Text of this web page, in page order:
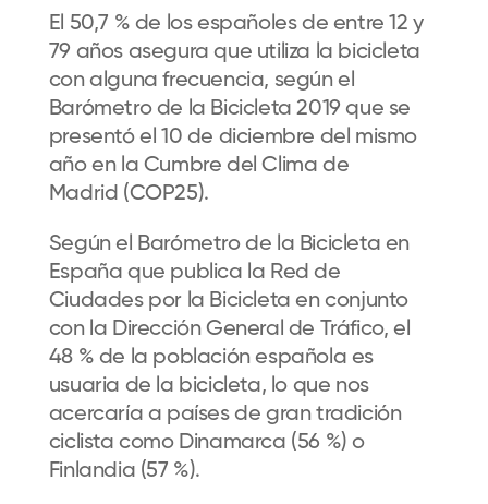
El 50,7 % de los españoles de entre 12 y
79 años asegura que utiliza la bicicleta
con alguna frecuencia, según el
Barómetro de la Bicicleta 2019 que se
presentó el 10 de diciembre del mismo
añoenla Cumbre del Clima de
Madrid (COP25).
Según el Barómetro de la Bicicleta en
España que publica la Red de
Ciudades por la Bicicleta en conjunto
con la DirecciónGeneral de Tráfico, el
48 % de la población española es
usuaria de la bicicleta, lo que nos
acercaría a países de gran tradición
ciclista como Dinamarca (56 %) o
Finlandia (57 %).